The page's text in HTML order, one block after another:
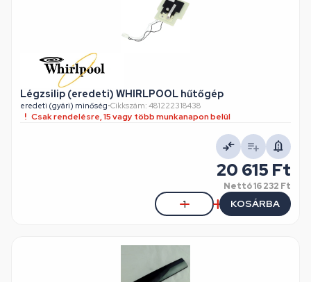
Légzsilip (eredeti) WHIRLPOOL hűtőgép
eredeti (gyári) minőség•Cikkszám: 481222318438
Csak rendelésre, 15 vagy több munkanapon belül
20 615 Ft
Nettó16 232 Ft
KOSÁRBA